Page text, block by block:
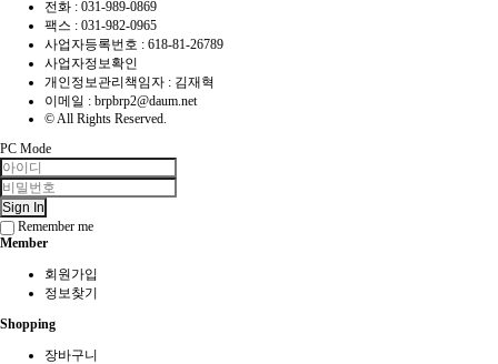
전화 : 031-989-0869
팩스 : 031-982-0965
사업자등록번호 : 618-81-26789
사업자정보확인
개인정보관리책임자 : 김재혁
이메일 : brpbrp2@daum.net
© All Rights Reserved.
PC Mode
Sign In
Remember me
Member
회원가입
정보찾기
Shopping
장바구니